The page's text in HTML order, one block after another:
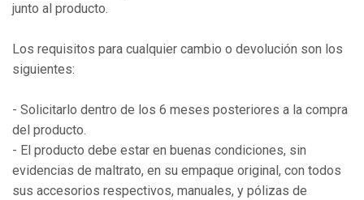
junto al producto.
Los requisitos para cualquier cambio o devolución son los
siguientes:
- Solicitarlo dentro de los 6 meses posteriores a la compra
del producto.
- El producto debe estar en buenas condiciones, sin
evidencias de maltrato, en su empaque original, con todos
sus accesorios respectivos, manuales, y pólizas de